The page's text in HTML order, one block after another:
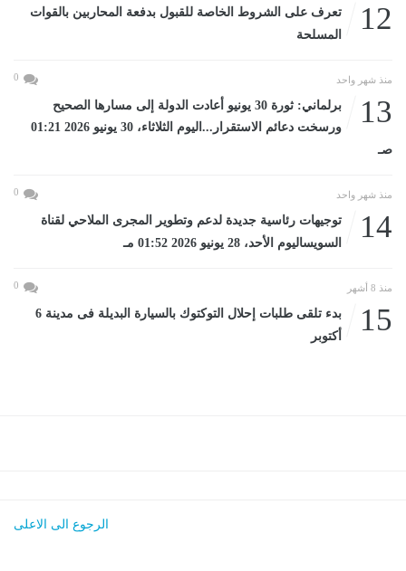
12
تعرف على الشروط الخاصة للقبول بدفعة المحاربين بالقوات
المسلحة
منذ شهر واحد 0
13
برلماني: ثورة 30 يونيو أعادت الدولة إلى مسارها الصحيح
ورسخت دعائم الاستقرار...اليوم الثلاثاء، 30 يونيو 2026 01:21
صـ
منذ شهر واحد 0
14
توجيهات رئاسية جديدة لدعم وتطوير المجرى الملاحي لقناة
السويساليوم الأحد، 28 يونيو 2026 01:52 مـ
منذ 8 أشهر 0
15
بدء تلقى طلبات إحلال التوكتوك بالسيارة البديلة فى مدينة 6
أكتوبر
الرجوع الى الاعلى